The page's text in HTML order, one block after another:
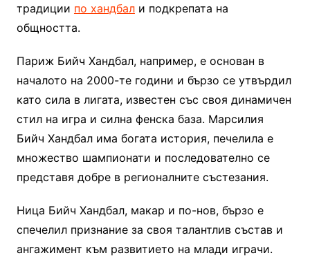
традиции по хандбали подкрепата на
общността.
Париж Бийч Хандбал, например, е основан в
началото на 2000-те години и бързо се утвърдил
като сила в лигата, известен със своя динамичен
стил на игра и силна фенска база. Марсилия
Бийч Хандбал има богата история, печелила е
множество шампионати и последователно се
представя добре в регионалните състезания.
Ница Бийч Хандбал, макар и по-нов, бързо е
спечелил признание за своя талантлив състав и
ангажимент към развитието на млади играчи.